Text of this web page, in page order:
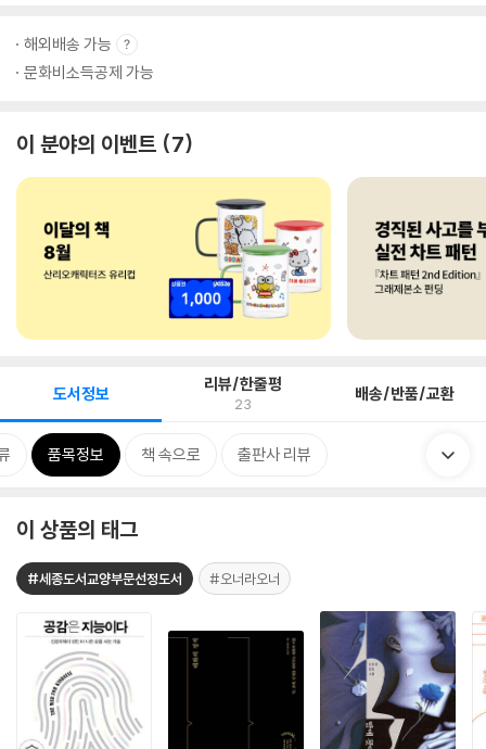
해외배송 가능
문화비소득공제 가능
이 분야의 이벤트 7
도서정보 리뷰/한줄평
23 배송/반품/교환
품목정보 책 속으로 출판사 리뷰
이 상품의 태그
#세종도서교양부문선정도서 #오너라오너